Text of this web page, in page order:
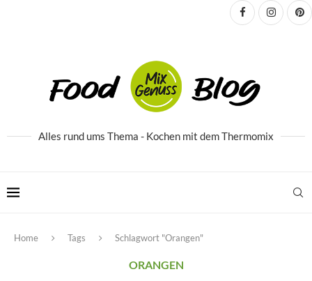
Alles rund ums Thema - Kochen mit dem Thermomix
Home Tags Schlagwort "Orangen"
ORANGEN